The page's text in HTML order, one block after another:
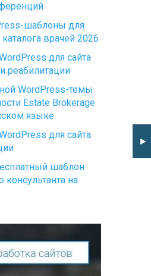
шаблоны для
врачей 2026
для сайта
реабилитации
WordPress-темы
Estate Brokerage
языке
для сайта
шаблон
консультанта на
►